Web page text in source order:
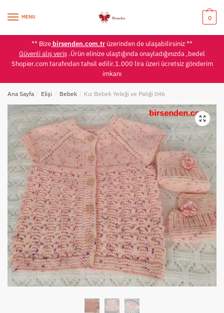
MENU 0
** Bize birsenden.com.tr üzerinden de ulaşabilirsiniz **
Güvenli alış veriş .Ürün elinize ulaştığında onayladığınızda ,bedel
Shopier.com tarafından tahsil edilir.1.000 lira üzeri ücretsiz gönderim
imkanı
Ana Sayfa / Elişi / Bebek / Kız Bebek Yeleği ve Patiği 046